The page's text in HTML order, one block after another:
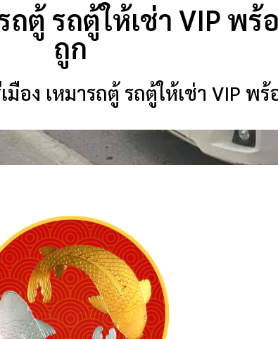
ถตู้ รถตู้ให้เช่า VIP พ
ถูก
มือง เหมารถตู้ รถตู้ให้เช่า VIP พ